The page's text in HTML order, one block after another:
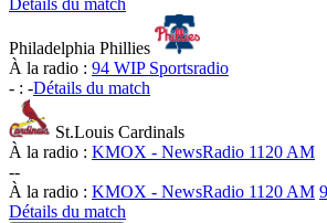
Détails du match
Philadelphia Phillies
À la radio : 94 WIP Sportsradio
- : -Détails du match
St.Louis Cardinals
À la radio : KMOX - NewsRadio 1120 AM
--
À la radio : KMOX - NewsRadio 1120 AM
Détails du match